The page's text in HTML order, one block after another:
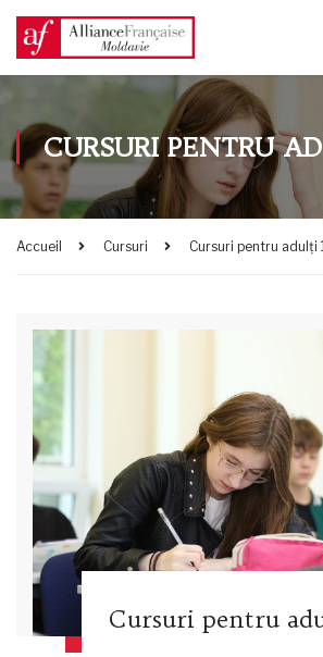
CURSURI PENTRU
Accueil Cursuri Cursuri pentru adulți
Cursuri pentru